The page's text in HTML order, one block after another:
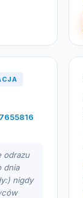
odrazu
dnia
nigdy